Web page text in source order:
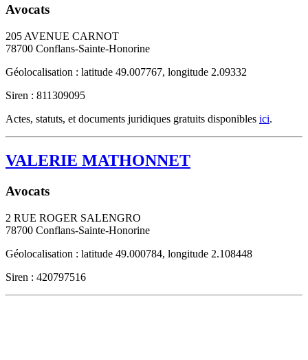
Avocats
205 AVENUE CARNOT
78700 Conflans-Sainte-Honorine
Géolocalisation : latitude 49.007767, longitude 2.09332
Siren : 811309095
Actes, statuts, et documents juridiques gratuits disponibles ici.
VALERIE MATHONNET
Avocats
2 RUE ROGER SALENGRO
78700 Conflans-Sainte-Honorine
Géolocalisation : latitude 49.000784, longitude 2.108448
Siren : 420797516